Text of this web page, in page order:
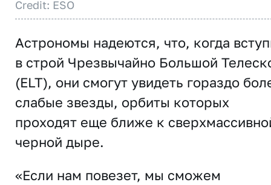
Credit: ESO
Астрономы надеются, что, когда
в строй Чрезвычайно Большой
(ELT), они смогут увидеть гораздо
слабые звезды, орбиты которых
проходят еще ближе к
черной дыре.
«Если нам повезет, мы сможем